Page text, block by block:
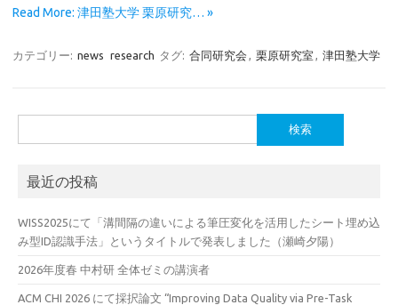
Read More: 津田塾大学 栗原研究… »
カテゴリー: news research タグ: 合同研究会 , 栗原研究室 , 津田塾大学
索:
最近の投稿
WISS2025にて「溝間隔の違いによる筆圧変化を活用したシート埋め込
み型ID認識手法」というタイトルで発表しました（瀬崎夕陽）
2026年度春 中村研 全体ゼミの講演者
ACM CHI 2026 にて採択論文 “Improving Data Quality via Pre-Task